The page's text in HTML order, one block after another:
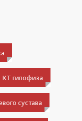
КТ гипофиза
сустава